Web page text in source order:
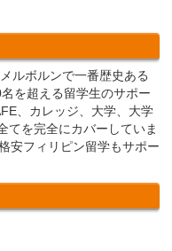
ルボルンで一番歴史ある
を超える留学生のサポー
、カレッジ、大学、大学
てを完全にカバーしていま
安フィリピン留学もサポー